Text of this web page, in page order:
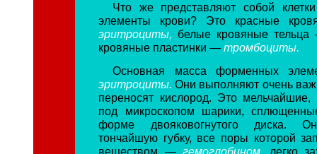
Что же представляют собой
элементы крови? Это красные
эритроциты, белые кровяные
кровяные пластинки —тромбоциты.
Основная масса форменных
эритроциты.Они выполняют очень
переносят кислород. Это
под микроскопом шарики,
форме двояковогнутого диска.
тончайшую губку, все поры которой
веществом — гемоглобином, легко